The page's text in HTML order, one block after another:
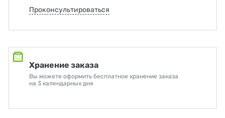
Проконсультироваться
Хранение заказа
Вы можете оформить бесплатное хранение заказа
на 3 календарных дня